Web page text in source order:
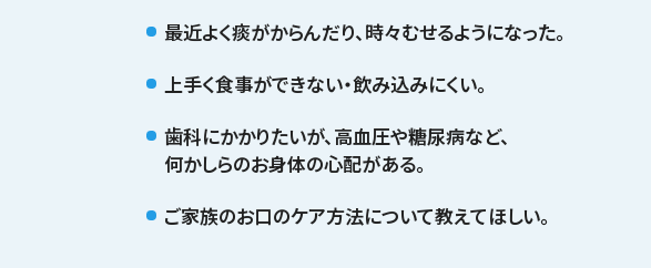
最近よく痰がからんだり、時々むせるようになった。
上手く食事ができない・飲み込みにくい。
歯科にかかりたいが、高血圧や糖尿病など、
何かしらのお身体の心配がある。
ご家族のお口のケア方法について教えてほしい。